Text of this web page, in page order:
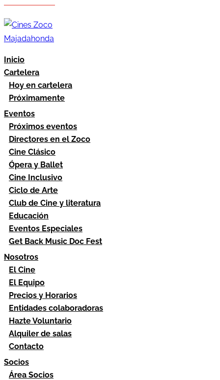
Inicio
Cartelera
Hoy en cartelera
Próximamente
Eventos
Próximos eventos
Directores en el Zoco
Cine Clásico
Ópera y Ballet
Cine Inclusivo
Ciclo de Arte
Club de Cine y literatura
Educación
Eventos Especiales
Get Back Music Doc Fest
Nosotros
El Cine
El Equipo
Precios y Horarios
Entidades colaboradoras
Hazte Voluntario
Alquiler de salas
Contacto
Socios
Área Socios